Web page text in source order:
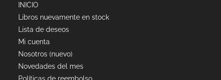
INICIO
Libros nuevamente en stock
Lista de deseos
Mi cuenta
Nosotros (nuevo)
Novedades del mes
Políticas de reembolso